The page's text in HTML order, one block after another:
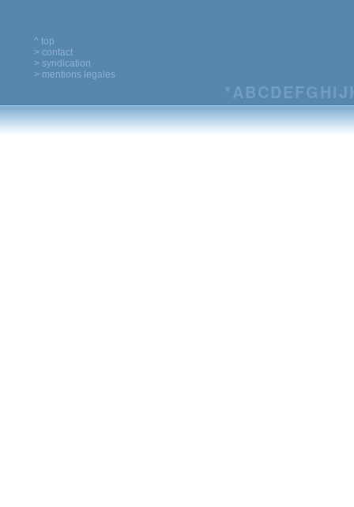
^ top
> contact
> syndication
> mentions legales
*ABCDEFG HIJ